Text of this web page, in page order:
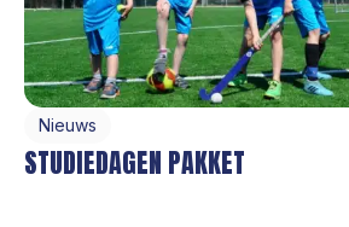
Nieuws
STUDIEDAGEN PAKKET